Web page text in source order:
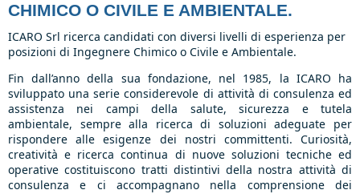
CHIMICO O CIVILE E AMBIENTALE.
ICARO Srl ricerca candidati con diversi livelli di esperienza per
posizioni di Ingegnere Chimico o Civile e Ambientale.
Fin dall’anno della sua fondazione, nel 1985, la ICARO ha
sviluppato una serie considerevole di attività di consulenza ed
assistenza nei campi della salute, sicurezza e tutela
ambientale, sempre alla ricerca di soluzioni adeguate per
rispondere alle esigenze dei nostri committenti. Curiosità,
creatività e ricerca continua di nuove soluzioni tecniche ed
operative costituiscono tratti distintivi della nostra attività di
consulenza e ci accompagnano nella comprensione dei